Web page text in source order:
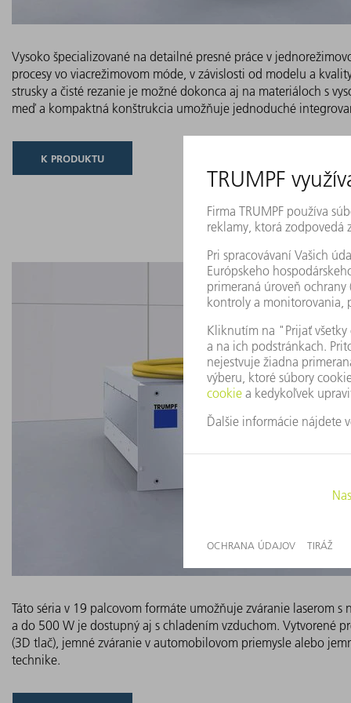
Vysoko špecializované na detailné presné práce v
procesy vo viacrežimovom móde, v závislosti od modelu a
strusky a čisté rezanie je možné dokonca aj na materiáloch s
meď a kompaktná konštrukcia umožňuje jednoduché
K PRODUKTU
Táto séria v 19 palcovom formáte umožňuje zváranie laserom s
a do 500 W je dostupný aj s chladením vzduchom. Vytvorené
(3D tlač), jemné zváranie v automobilovom priemysle alebo
technike.